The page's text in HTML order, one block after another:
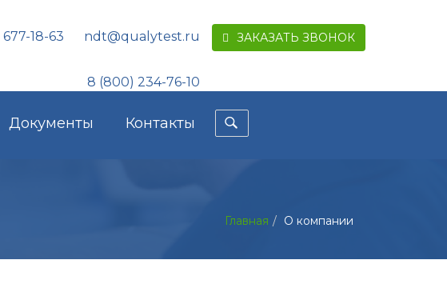
ЗАКАЗАТЬ ЗВОНОК
ndt@qualytest.ru
18-63
8 (800) 234-76-10
Документы Контакты
Главная О компании